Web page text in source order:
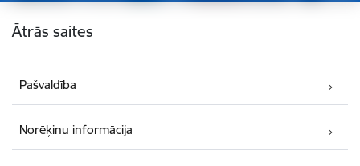
Kājene
Ātrās saites
Pašvaldība
Norēķinu informācija